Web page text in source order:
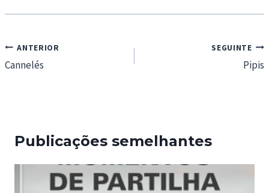
Navegação
de
ANTERIOR
Cannelés
SEGUINTE
Pipis
Publicações semelhantes